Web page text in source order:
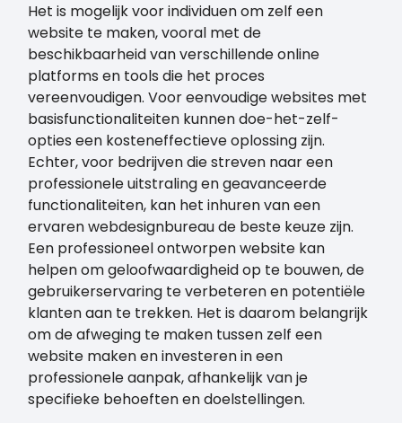
Het is mogelijk voor individuen om zelf een
website te maken, vooral met de
beschikbaarheid van verschillende online
platforms en tools die het proces
vereenvoudigen. Voor eenvoudige websites met
basisfunctionaliteiten kunnen doe-het-zelf-
opties een kosteneffectieve oplossing zijn.
Echter, voor bedrijven die streven naar een
professionele uitstraling en geavanceerde
functionaliteiten, kan het inhuren van een
ervaren webdesignbureau de beste keuze zijn.
Een professioneel ontworpen website kan
helpen om geloofwaardigheid op te bouwen, de
gebruikerservaring te verbeteren en potentiële
klanten aan te trekken. Het is daarom belangrijk
om de afweging te maken tussen zelf een
website maken en investeren in een
professionele aanpak, afhankelijk van je
specifieke behoeften en doelstellingen.